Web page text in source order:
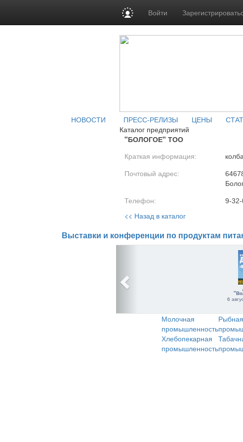
Войти
НОВОСТИ ПРЕСС-РЕЛИЗЫ ЦЕНЫ
Каталог предприятий
"БОЛОГОЕ" ТОО
Краткая информация:
Почтовый адрес:
Телефон: 9-32-
<< Назад в каталог
Выставки и конференции по продуктам
6
Молочная
промышленность
Рыбная
Хлебопекарная
промышленность